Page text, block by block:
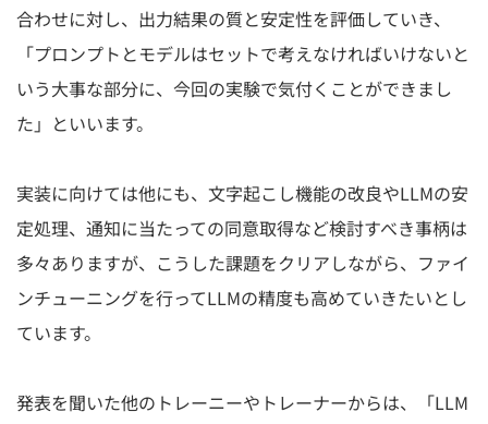
合わせに対し、出力結果の質と安定性を評価していき、
「プロンプトとモデルはセットで考えなければいけないと
いう大事な部分に、今回の実験で気付くことができまし
た」といいます。
実装に向けては他にも、文字起こし機能の改良やLLMの安
定処理、通知に当たっての同意取得など検討すべき事柄は
多々ありますが、こうした課題をクリアしながら、ファイ
ンチューニングを行ってLLMの精度も高めていきたいとし
ています。
発表を聞いた他のトレーニーやトレーナーからは、「LLM